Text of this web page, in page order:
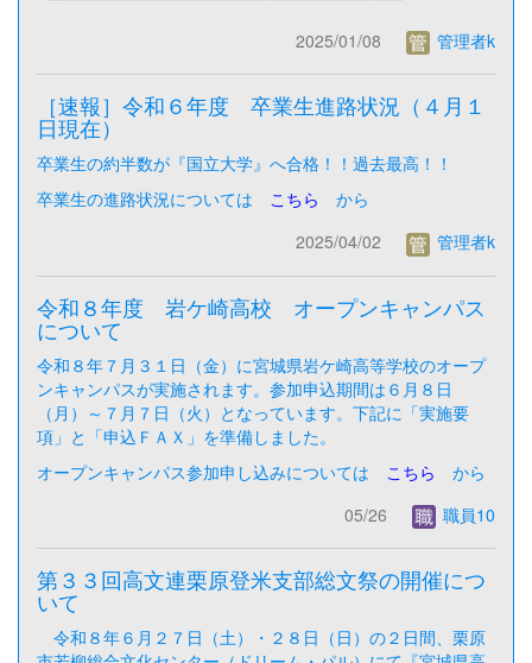
2025/01/08 管理者k
［速報］令和６年度 卒業生進路状況（４月１
日現在）
卒業生の約半数が『国立大学』へ合格！！過去最高！！
卒業生の進路状況については こちら から
2025/04/02
管理者k
令和８年度 岩ケ崎高校 オープンキャンパス
について
令和８年７月３１日（金）に宮城県岩ケ崎高等学校のオープ
ンキャンパスが実施されます。参加申込期間は６月８日
（月）～７月７日（火）となっています。下記に「実施要
項」と「申込ＦＡＸ」を準備しました。
オープンキャンパス参加申し込みについては こちら から
05/26
職員10
第３３回高文連栗原登米支部総文祭の開催につ
いて
令和８年６月２７日（土）・２８日（日）の２日間、栗原